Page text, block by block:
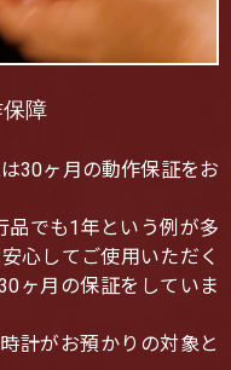
障
30ヶ月の動作保証をお
品でも1年という例が多
心してご使用いただく
ヶ月の保証をしていま
計がお預かりの対象と